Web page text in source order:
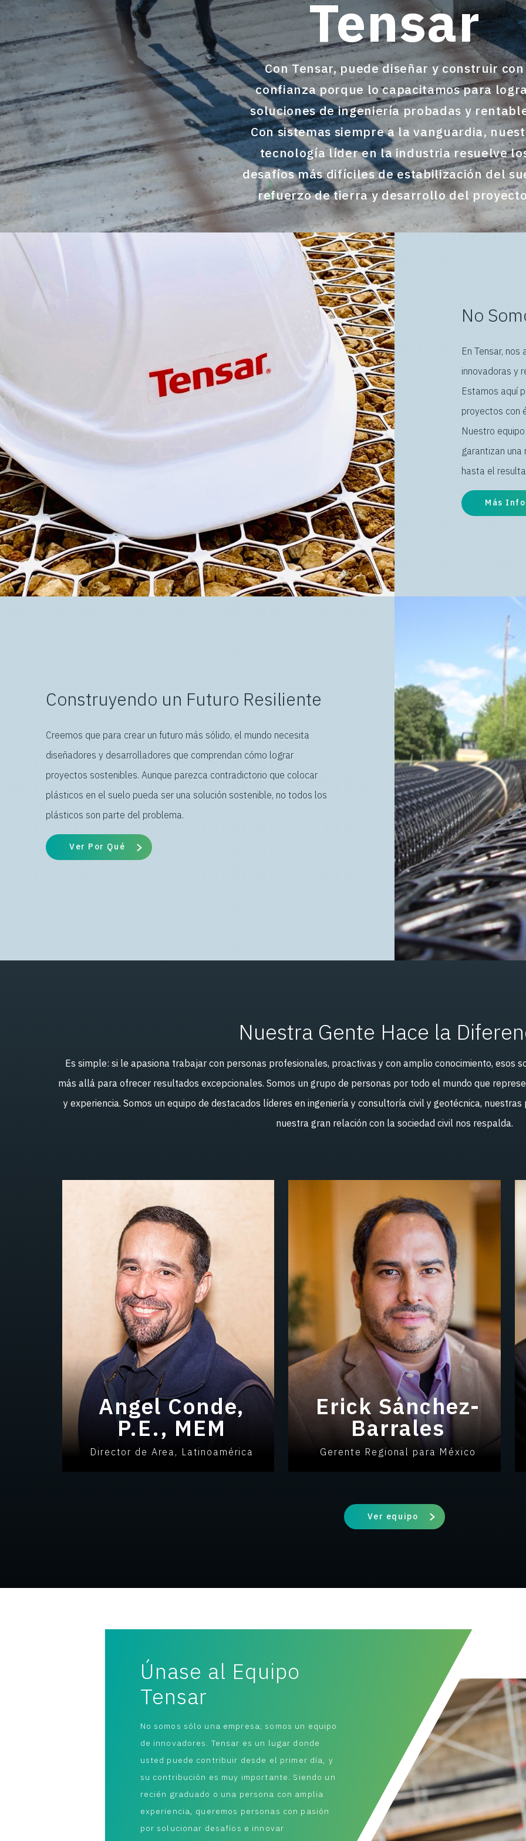
Tensar
Con Tensar, puede diseñar y construir con
confianza porque lo capacitamos para
soluciones de ingeniería probadas y
Con sistemas siempre a la vanguardia,
tecnología líder en la industria resuelve
desafíos más difíciles de estabilización del
refuerzo de tierra y desarrollo del
No
En Tensar,
innovadoras y
Estamos aquí
proyectos con
Nuestro
garantizan
hasta el
Más
Construyendo un Futuro Resiliente
Creemos que para crear un futuro más sólido, el mundo necesita
diseñadores y desarrolladores que comprendan cómo lograr
proyectos sostenibles. Aunque parezca contradictorio que colocar
plásticos en el suelo pueda ser una solución sostenible, no todos los
plásticos son parte del problema.
Ver Por Qué
Nuestra Gente Hace la
Es simple: si le apasiona trabajar con personas profesionales, proactivas y con amplio conocimiento, esos
más allá para ofrecer resultados excepcionales. Somos un grupo de personas por todo el mundo que
y experiencia. Somos un equipo de destacados líderes en ingeniería y consultoría civil y geotécnica,
nuestra gran relación con la sociedad civil nos respalda.
Angel Conde,
P.E., MEM
Director de Area, Latinoamérica
Erick Sánchez-
Barrales
Gerente Regional para México
Ver equipo
Únase al Equipo
Tensar
No somos sólo una empresa; somos un equipo
de innovadores. Tensar es un lugar donde
usted puede contribuir desde el primer día, y
su contribución es muy importante. Siendo un
recién graduado o una persona con amplia
experiencia, queremos personas con pasión
por solucionar desafíos e innovar